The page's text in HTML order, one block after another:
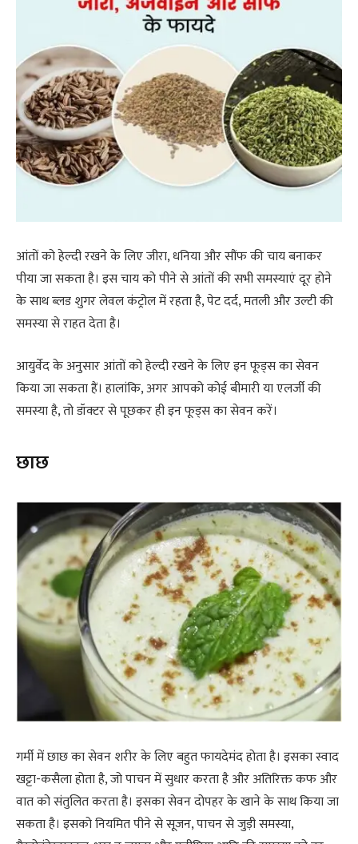
आंतों को हेल्दी रखने के लिए जीरा, धनिया और सौंफ की चाय बनाकर
पीया जा सकता है। इस चाय को पीने से आंतों की सभी समस्याएं दूर होने
के साथ ब्लड शुगर लेवल कंट्रोल में रहता है, पेट दर्द, मतली और उल्टी की
समस्या से राहत देता है।
आयुर्वेद के अनुसार आंतों को हेल्दी रखने के लिए इन फूड्स का सेवन
किया जा सकता हैं। हालांकि, अगर आपको कोई बीमारी या एलर्जी की
समस्या है, तो डॉक्टर से पूछकर ही इन फूड्स का सेवन करें।
छाछ
गर्मी में छाछ का सेवन शरीर के लिए बहुत फायदेमंद होता है। इसका स्वाद
खट्टा-कसैला होता है, जो पाचन में सुधार करता है और अतिरिक्त कफ और
वात को संतुलित करता है। इसका सेवन दोपहर के खाने के साथ किया जा
सकता है। इसको नियमित पीने से सूजन, पाचन से जुड़ी समस्या,